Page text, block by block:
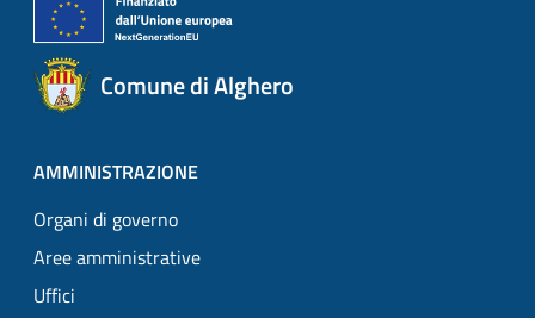
Comune di Alghero
AMMINISTRAZIONE
Organi di governo
Aree amministrative
Uffici